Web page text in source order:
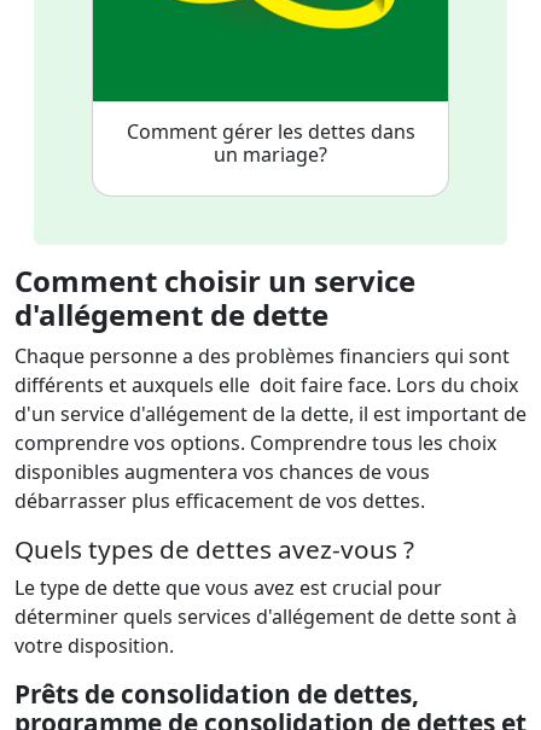
Comment gérer les dettes dans
un mariage?
Comment choisir un service
d'allégement de dette
Chaque personne a des problèmes financiers qui sont
différents et auxquels elle doit faire face. Lors du choix
d'un service d'allégement de la dette, il est important de
comprendre vos options. Comprendre tous les choix
disponibles augmentera vos chances de vous
débarrasser plus efficacement de vos dettes.
Quels types de dettes avez-vous ?
Le type de dette que vous avez est crucial pour
déterminer quels services d'allégement de dette sont à
votre disposition.
Prêts de consolidation de dettes,
programme de consolidation de dettes et